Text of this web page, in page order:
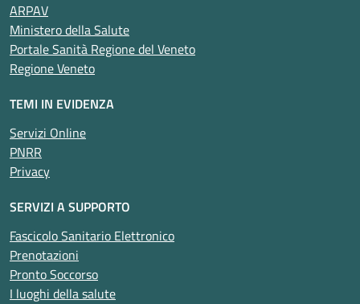
ARPAV
Ministero della Salute
Portale Sanità Regione del Veneto
Regione Veneto
TEMI IN EVIDENZA
Servizi Online
PNRR
Privacy
SERVIZI A SUPPORTO
Fascicolo Sanitario Elettronico
Prenotazioni
Pronto Soccorso
I luoghi della salute